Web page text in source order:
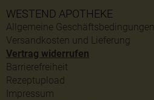
WESTEND APOTHEKE
Allgemeine Geschäftsbedingungen
Versandkosten und Lieferung
Vertrag widerrufen
Barrierefreiheit
Rezeptupload
Impressum